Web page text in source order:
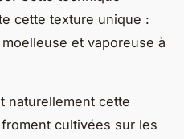
cette texture unique :
et vaporeuse à
naturellement cette
cultivées sur les